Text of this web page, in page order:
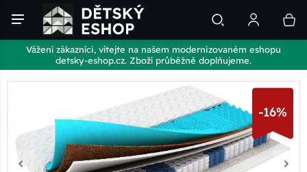
Vážení zákazníci, vítejte na našem modernizovaném eshopu
detsky-eshop.cz. Zboží průběžně doplňujeme.
-16%